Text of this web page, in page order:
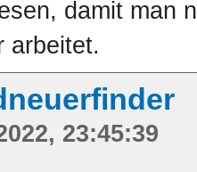
damit man
arbeitet.
23:45:39